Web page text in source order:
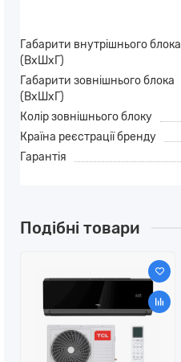
Габарити внутрішнього блока
(ВхШхГ)
Габарити зовнішнього блока
(ВхШхГ)
Колір зовнішнього блоку
Країна реєстрації бренду
Гарантія
Подібні товари